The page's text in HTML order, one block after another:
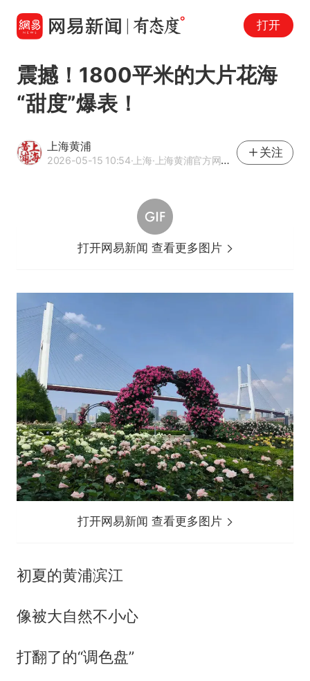
打开
震撼！1800平米的大片花海
“甜度”爆表！
上海黄浦
2026-05-15 10:54·上海·上海黄浦官方网易号
关注
打开网易新闻 查看更多图片
打开网易新闻 查看更多图片
初夏的黄浦滨江
像被大自然不小心
打翻了的“调色盘”